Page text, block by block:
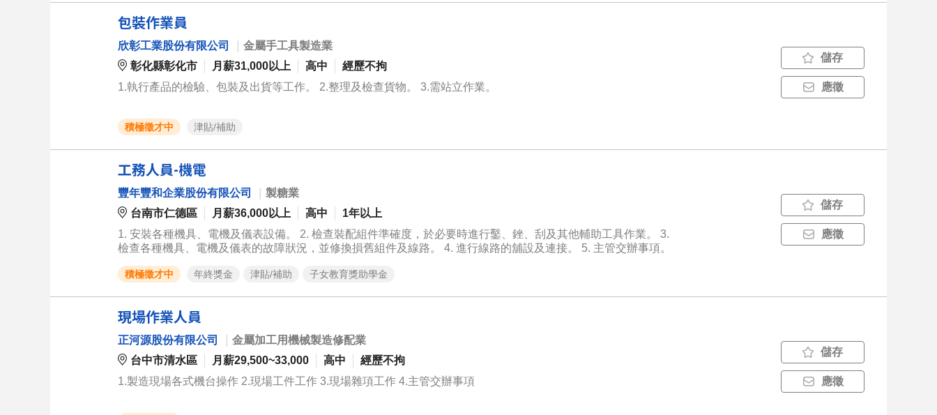
包裝作業員
欣彰工業股份有限公司
金屬手工具製造業
彰化縣彰化市
月薪31,000以上 高中
經歷不拘
1.執行產品的檢驗、包裝及出貨等工作。 2.整理及檢查貨物。 3.需站立作業。
積極徵才中 津貼/補助
儲存
應徵
工務人員-機電
豐年豐和企業股份有限公司
製糖業
台南市仁德區
月薪36,000以上 高中
1年以上
1. 安裝各種機具、電機及儀表設備。 2. 檢查裝配組件準確度，於必要時進行鑿、銼、刮及其他輔助工具作業。 3.
檢查各種機具、電機及儀表的故障狀況，並修換損舊組件及線路。 4. 進行線路的舖設及連接。 5. 主管交辦事項。
積極徵才中 年終獎金 津貼/補助 子女教育獎助學金
儲存
應徵
現場作業人員
正河源股份有限公司
金屬加工用機械製造修配業
台中市清水區
月薪29,500~33,000 高中
經歷不拘
1.製造現場各式機台操作 2.現場工件工作 3.現場雜項工作 4.主管交辦事項
儲存
應徵